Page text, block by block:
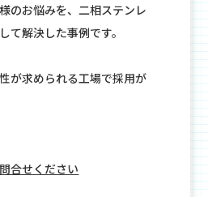
のお悩みを、二相ステンレ
て解決した事例です。
が求められる工場で採用が
合せください